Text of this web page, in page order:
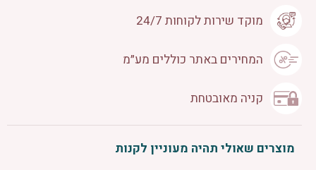
מוקד שירות לקוחות 24/7
המחירים באתר כוללים מע״מ
קניה מאובטחת
מוצרים שאולי תהיה מעוניין לקנות